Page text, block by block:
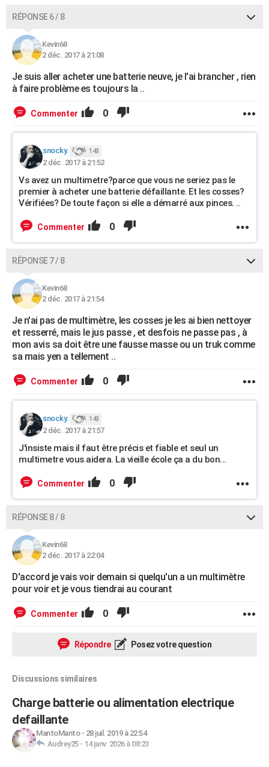
RÉPONSE 6 / 8
Kevin68
2 déc. 2017 à 21:08
Je suis aller acheter une batterie neuve, je l'ai brancher , rien
à faire problème es toujours la ..
Commenter 0
snocky. 143
2 déc. 2017 à 21:52
Vs avez un multimetre?parce que vous ne seriez pas le
premier à acheter une batterie défaillante. Et les cosses?
Vérifiées? De toute façon si elle a démarré aux pinces. ..
Commenter 0
RÉPONSE 7 / 8
Kevin68
2 déc. 2017 à 21:54
Je n'ai pas de multimètre, les cosses je les ai bien nettoyer
et resserré, mais le jus passe , et desfois ne passe pas , à
mon avis sa doit être une fausse masse ou un truk comme
sa mais yen a tellement ..
Commenter 0
snocky. 143
2 déc. 2017 à 21:57
J'insiste mais il faut être précis et fiable et seul un
multimetre vous aidera. La vieille école ça a du bon...
Commenter 0
RÉPONSE 8 / 8
Kevin68
2 déc. 2017 à 22:04
D'accord je vais voir demain si quelqu'un a un multimètre
pour voir et je vous tiendrai au courant
Commenter 0
Répondre Posez votre question
Discussions similaires
Charge batterie ou alimentation electrique
defaillante
MantoManto- 28 juil. 2019 à 22:54
Audrey25- 14 janv. 2026 à 08:23